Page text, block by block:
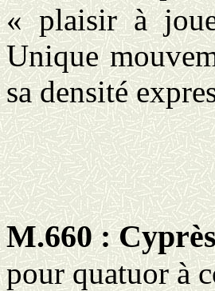
« plaisir à
Unique
sa densité
M.660 :
pour quatuor à